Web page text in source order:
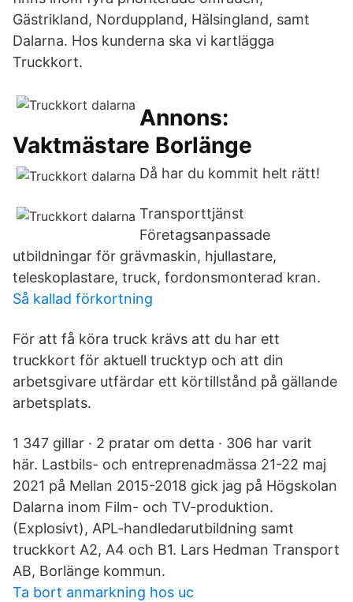
Gästrikland, Norduppland, Hälsingland, samt
Dalarna. Hos kunderna ska vi kartlägga
Truckkort.
Annons:
Vaktmästare Borlänge
Då har du kommit helt rätt!
Transporttjänst
Företagsanpassade
utbildningar för grävmaskin, hjullastare,
teleskoplastare, truck, fordonsmonterad kran.
Så kallad förkortning
För att få köra truck krävs att du har ett
truckkort för aktuell trucktyp och att din
arbetsgivare utfärdar ett körtillstånd på gällande
arbetsplats.
1 347 gillar · 2 pratar om detta · 306 har varit
här. Lastbils- och entreprenadmässa 21-22 maj
2021 på Mellan 2015-2018 gick jag på Högskolan
Dalarna inom Film- och TV-produktion.
(Explosivt), APL-handledarutbildning samt
truckkort A2, A4 och B1. Lars Hedman Transport
AB, Borlänge kommun.
Ta bort anmarkning hos uc